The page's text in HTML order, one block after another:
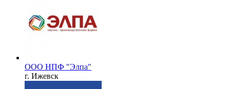
ООО НПФ "Элпа"
г. Ижевск